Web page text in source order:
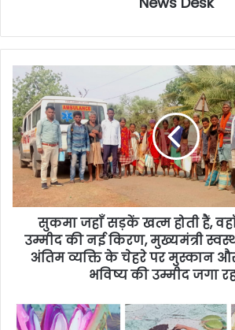
सुकमा जहाँ सड़कें खत्म होती हैं,
उम्मीद की नई किरण, मुख्यमंत्री
अंतिम व्यक्ति के चेहरे पर मुस्कान
भविष्य की उम्मीद जगा